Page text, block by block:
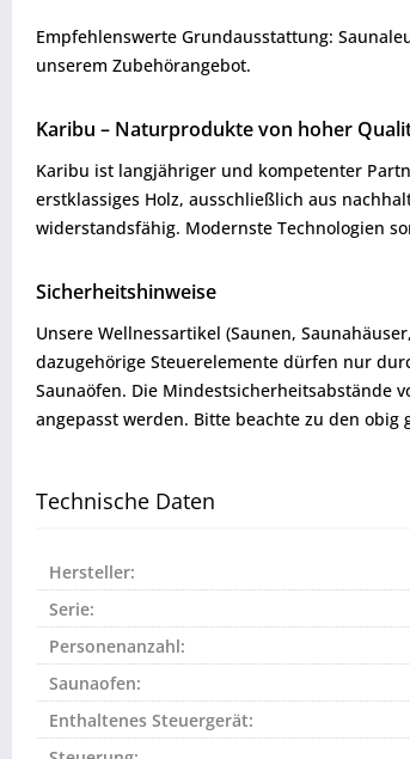
Empfehlenswerte Grundausstattung:
unserem Zubehörangebot.
Karibu – Naturprodukte von hoher
Karibu ist langjähriger und kompetenter
erstklassiges Holz, ausschließlich aus
widerstandsfähig. Modernste Technologien
Sicherheitshinweise
Unsere Wellnessartikel (Saunen,
dazugehörige Steuerelemente dürfen nur
Saunaöfen. Die Mindestsicherheitsabstände
angepasst werden. Bitte beachte zu den
Technische Daten
Hersteller:
Serie:
Personenanzahl:
Saunaofen:
Enthaltenes Steuergerät: